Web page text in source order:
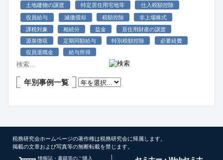
土地建物の譲渡 特定居住用宅地等 仕入税額控除
役員給与 減価償却 税額控除
非上場株式
課税対象
相続分 益金
居住用財産の譲渡
源泉徴収
定期同額給与 特別税額控除
必要経費
役員退職金
給与所得
年別事例一覧
税務研究会ホームページの著作権は税務研究会に帰属します。
掲載の文章および写真等の無断転載を禁じます。
情報誌・書籍等のご購入